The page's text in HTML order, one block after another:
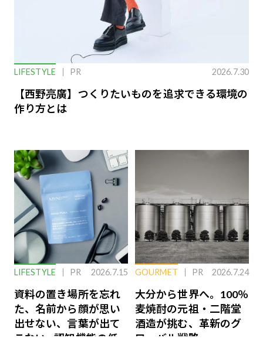
LIFESTYLE PR 2026.7.30
【西野亮廣】つくりたいものを追求できる環境の
作り方とは
LIFESTYLE PR 2026.7.15
資料の置き場所を忘れ
た、名前から顔が思い
出せない、言葉が出て
こない…認知機能の低
GOURMET PR 2026.7.24
大分から世界へ。100％
麦焼酎の元祖・二階堂
酒造が挑む、革新のグ
ローバル戦略